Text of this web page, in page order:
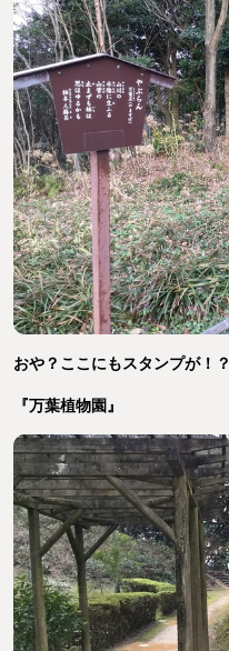
おや？ここにもスタンプが！？
『万葉植物園』